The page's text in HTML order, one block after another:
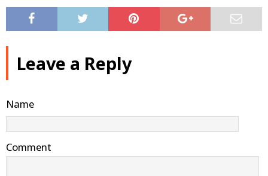
Leave a Reply
Name
Comment